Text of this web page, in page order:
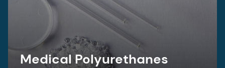
Medical Polyurethanes